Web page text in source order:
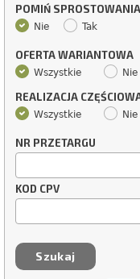
POMIŃ SPROSTOWANIA
Nie Tak
OFERTA WARIANTOWA
Wszystkie Nie
REALIZACJA
Wszystkie Nie
NR PRZETARGU
KOD CPV